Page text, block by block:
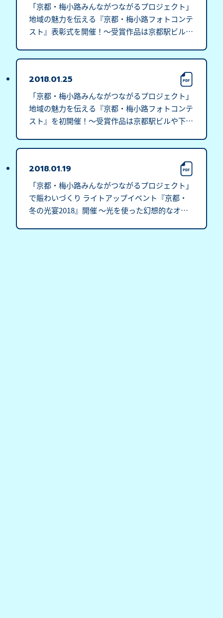
「京都・梅小路みんながつながるプロジェクト」
地域の魅力を伝える『京都・梅小路フォトコンテ
スト』表彰式を開催！～受賞作品は京都駅ビルや
～
2018.01.25
「京都・梅小路みんながつながるプロジェクト」
地域の魅力を伝える『京都・梅小路フォトコンテ
スト』を初開催！～受賞作品は京都駅ビルや下京
2018.01.19
「京都・梅小路みんながつながるプロジェクト」
で賑わいづくり ライトアップイベント『京都・
冬の光宴2018』開催 ～光を使った幻想的なオー